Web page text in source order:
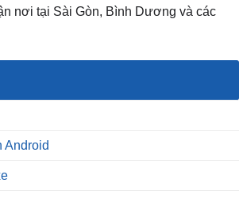
nơi tại Sài Gòn, Bình Dương và các
Android